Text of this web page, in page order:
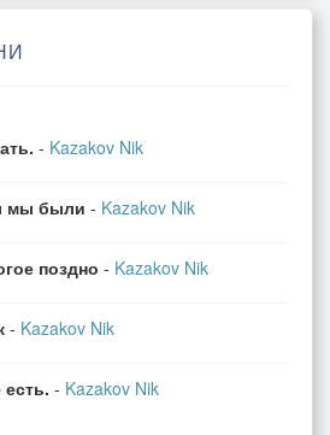
- Kazakov Nik
мы были - Kazakov Nik
поздно - Kazakov Nik
- Kazakov Nik
- Kazakov Nik